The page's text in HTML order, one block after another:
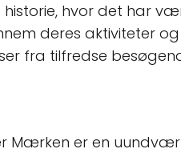
hvor det har
deres aktiviteter
fra tilfredse
Mærken er en